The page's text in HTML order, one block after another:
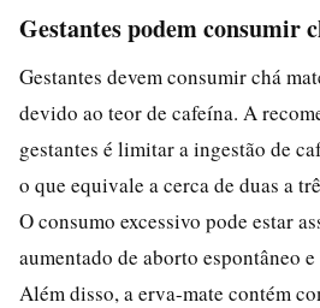
Gestantes podem consumir
Gestantes devem consumir chá
devido ao teor de cafeína. A
gestantes é limitar a ingestão de
o que equivale a cerca de duas a
O consumo excessivo pode estar
aumentado de aborto espontâneo
Além disso, a erva-mate contém